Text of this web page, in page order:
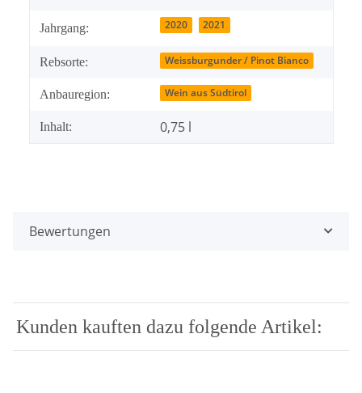
Jahrgang: 2020 2021
Rebsorte: Weissburgunder / Pinot Bianco
Anbauregion: Wein aus Südtirol
Inhalt: 0,75 l
Bewertungen
Kunden kauften dazu folgende Artikel: